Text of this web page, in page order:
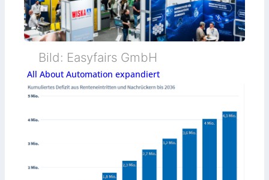
Bild: Easyfairs GmbH
All About Automation expandiert